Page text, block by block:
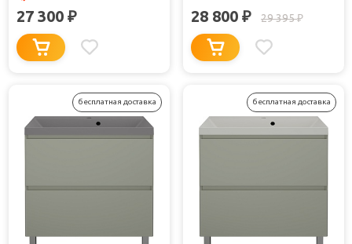
27 300 ₽ 28 800 ₽ 29 395₽
бесплатная доставка бесплатная доставка